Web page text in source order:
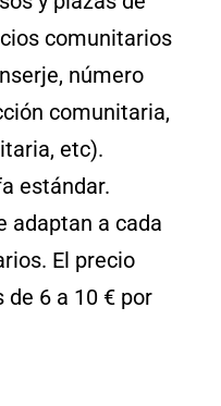
comunitarios
número
comunitaria,
etc).
estándar.
adaptan a cada
El precio
6 a 10 € por